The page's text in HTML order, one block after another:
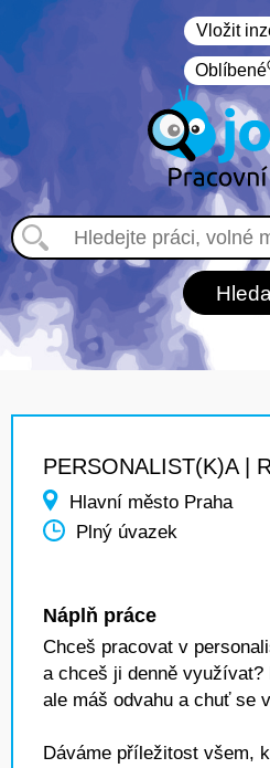
Vložit
Oblíbené
PERSONALIST(K)A |
Hlavní město Praha
Plný úvazek
Náplň práce
Chceš pracovat v
a chceš ji denně využívat?
ale máš odvahu a chuť se
Dáváme příležitost všem,